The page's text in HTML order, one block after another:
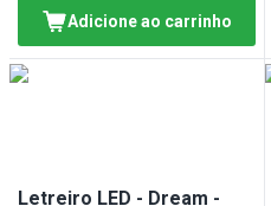
Adicione ao carrinho
Letreiro LED - Dream -